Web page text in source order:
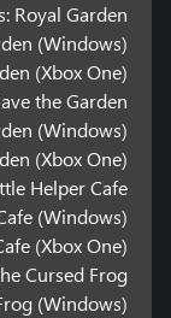
Royal Garden
(Windows)
(Xbox One)
the Garden
(Windows)
(Xbox One)
Helper Cafe
(Windows)
(Xbox One)
Cursed Frog
(Windows)